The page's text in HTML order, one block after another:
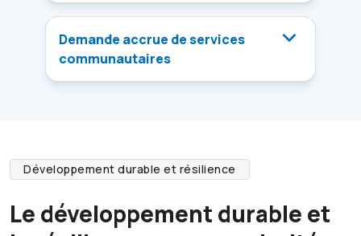
Demande accrue de services
communautaires
Développement durable et résilience
Le développement durable et